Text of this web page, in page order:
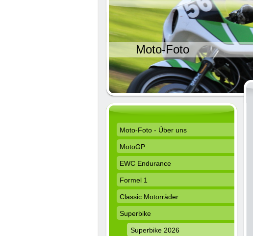
Moto-Foto
Moto-Foto - Über uns
MotoGP
EWC Endurance
Formel 1
Classic Motorräder
Superbike
Superbike 2026